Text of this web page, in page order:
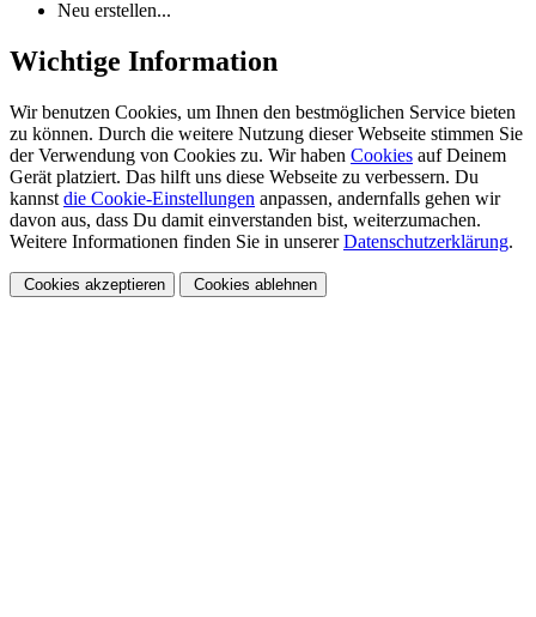
Neu erstellen...
Wichtige Information
Wir benutzen Cookies, um Ihnen den bestmöglichen Service bieten
zu können. Durch die weitere Nutzung dieser Webseite stimmen Sie
der Verwendung von Cookies zu. Wir haben Cookies auf Deinem
Gerät platziert. Das hilft uns diese Webseite zu verbessern. Du
kannst die Cookie-Einstellungen anpassen, andernfalls gehen wir
davon aus, dass Du damit einverstanden bist, weiterzumachen.
Weitere Informationen finden Sie in unsererDatenschutzerklärung.
Cookies akzeptieren Cookies ablehnen